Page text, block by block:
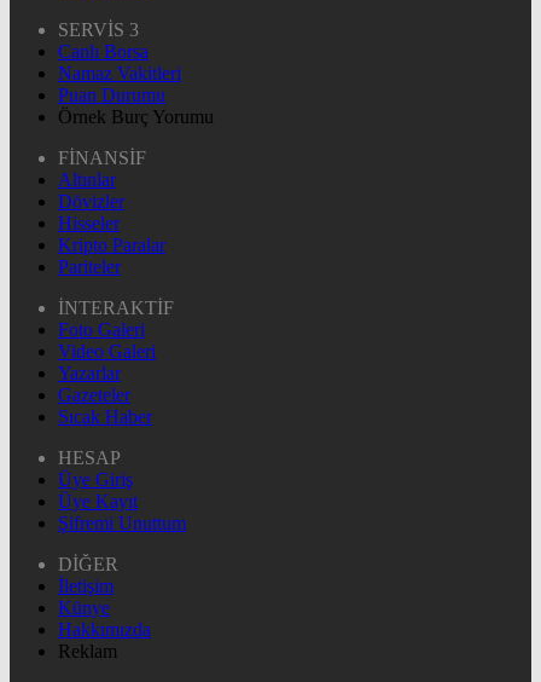
SERVİS 3
Canlı Borsa
Namaz Vakitleri
Puan Durumu
Örnek Burç Yorumu
FİNANSİF
Altınlar
Dövizler
Hisseler
Kripto Paralar
Pariteler
İNTERAKTİF
Foto Galeri
Video Galeri
Yazarlar
Gazeteler
Sıcak Haber
HESAP
Üye Giriş
Üye Kayıt
Şifremi Unuttum
DİĞER
İletişim
Künye
Hakkımızda
Reklam